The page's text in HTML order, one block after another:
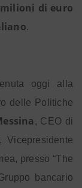
milioni di euro
.
oggi alla
delle Politiche
, CEO di
, Vicepresidente
presso “The
bancario